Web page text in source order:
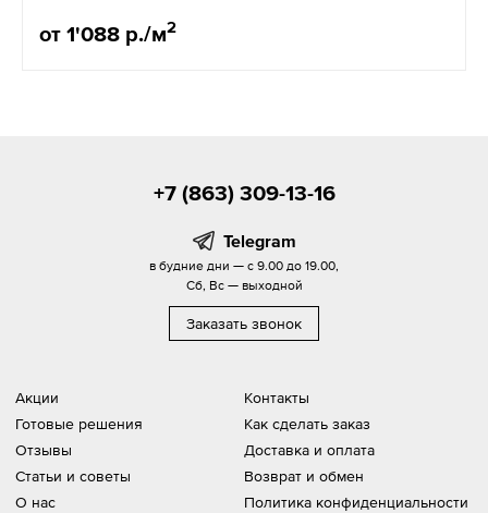
от 1'088 р./м2
Акции
Готовые решения
Отзывы
Статьи и советы
О нас
Контакты
Как сделать заказ
Доставка и оплата
Возврат и обмен
Политика конфиденциальности
+7 (863) 309-13-16
Telegram
в будние дни — с 9.00 до 19.00,
Сб, Вс — выходной
Заказать звонок